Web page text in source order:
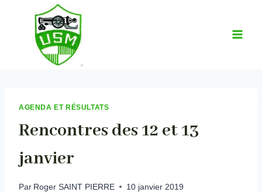
AGENDA ET RÉSULTATS
Rencontres des 12 et 13
janvier
Par Roger SAINT PIERRE 10 janvier 2019